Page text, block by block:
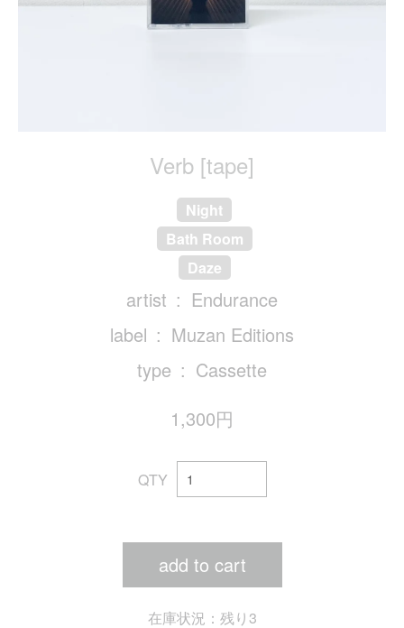
Verb [tape]
Night
Bath Room
Daze
artist
Endurance
label
Muzan Editions
type
Cassette
1,300円
QTY
add to cart
在庫状況：残り3